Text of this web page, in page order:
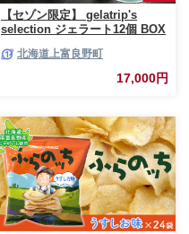
【セゾン限定】 gelatrip's
selection ジェラート12個 BOX
スクリーム ジェラート デザー
ト ギフト 贈呈 贈り物 ミルク
生乳 牛乳 お菓子 スイーツ 冷凍
北海道上富良野町
17,000円